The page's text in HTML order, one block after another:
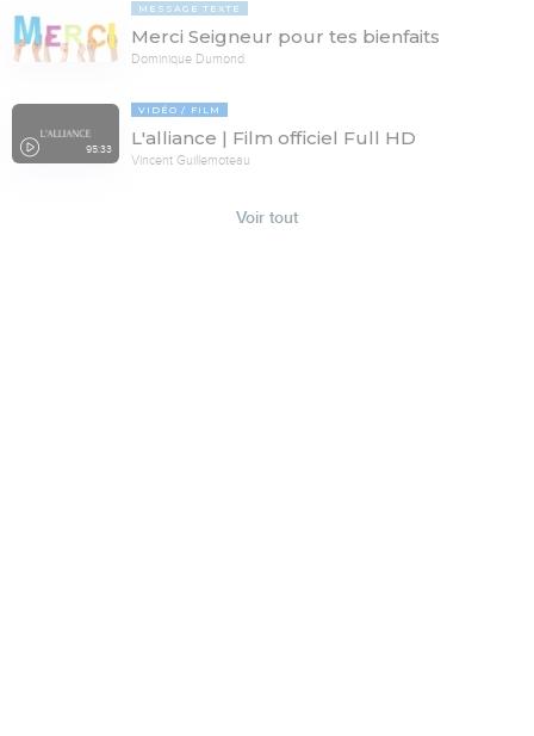
MESSAGE TEXTE
Merci Seigneur pour tes bienfaits
Dominique Dumond
95:33
VIDÉO FILM
L'alliance | Film officiel Full HD
Vincent Guillemoteau
Voir tout